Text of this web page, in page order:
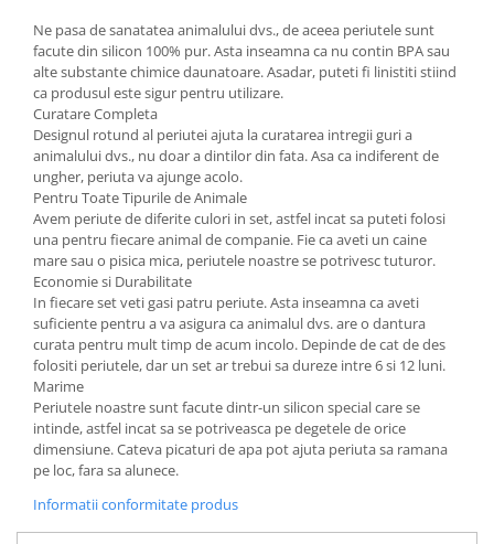
Ne pasa de sanatatea animalului dvs., de aceea periutele sunt
facute din silicon 100% pur. Asta inseamna ca nu contin BPA sau
alte substante chimice daunatoare. Asadar, puteti fi linistiti stiind
ca produsul este sigur pentru utilizare.
Curatare Completa
Designul rotund al periutei ajuta la curatarea intregii guri a
animalului dvs., nu doar a dintilor din fata. Asa ca indiferent de
ungher, periuta va ajunge acolo.
Pentru Toate Tipurile de Animale
Avem periute de diferite culori in set, astfel incat sa puteti folosi
una pentru fiecare animal de companie. Fie ca aveti un caine
mare sau o pisica mica, periutele noastre se potrivesc tuturor.
Economie si Durabilitate
In fiecare set veti gasi patru periute. Asta inseamna ca aveti
suficiente pentru a va asigura ca animalul dvs. are o dantura
curata pentru mult timp de acum incolo. Depinde de cat de des
folositi periutele, dar un set ar trebui sa dureze intre 6 si 12 luni.
Marime
Periutele noastre sunt facute dintr-un silicon special care se
intinde, astfel incat sa se potriveasca pe degetele de orice
dimensiune. Cateva picaturi de apa pot ajuta periuta sa ramana
pe loc, fara sa alunece.
Informatii conformitate produs